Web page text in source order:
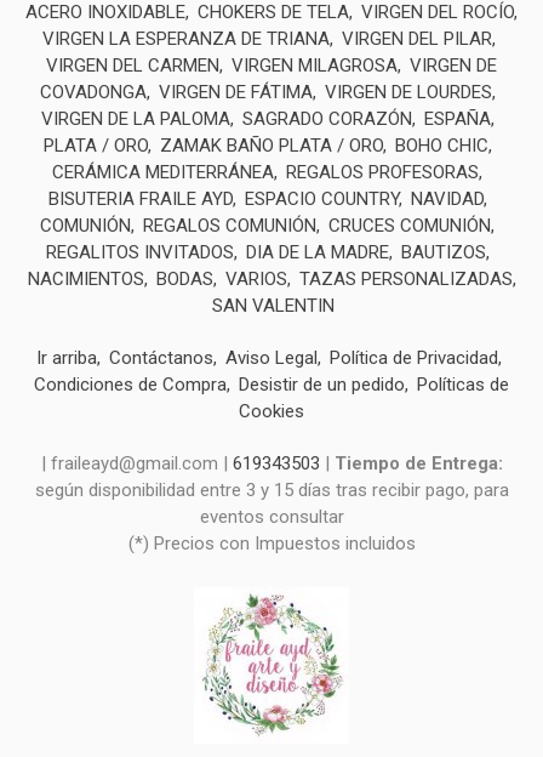
ACERO INOXIDABLE CHOKERS DE TELA VIRGEN DEL ROCÍO
VIRGEN LA ESPERANZA DE TRIANA VIRGEN DEL PILAR
VIRGEN DEL CARMEN
VIRGEN MILAGROSA VIRGEN DE
COVADONGA VIRGEN DE FÁTIMA VIRGEN DE LOURDES
VIRGEN DE LA PALOMA SAGRADO CORAZÓN
ESPAÑA
PLATA / ORO
ZAMAK BAÑO PLATA / ORO
BOHO CHIC
CERÁMICA MEDITERRÁNEA
REGALOS PROFESORAS
BISUTERIA FRAILE AYD
ESPACIO COUNTRY
NAVIDAD
COMUNIÓN
REGALOS COMUNIÓN
CRUCES COMUNIÓN
REGALITOS INVITADOS
DIA DE LA MADRE
BAUTIZOS
NACIMIENTOS
BODAS VARIOS
TAZAS PERSONALIZADAS
SAN VALENTIN
Ir arriba Contáctanos Aviso Legal
Política de Privacidad
Condiciones de Compra
Desistir de un pedido
Políticas de
Cookies
| fraileayd@gmail.com | 619343503
Tiempo de Entrega:
según disponibilidad entre 3 y 15 días tras recibir pago, para
eventos consultar
(*) Precios con Impuestos incluidos